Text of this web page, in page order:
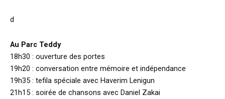
d
Au Parc Teddy
18h30 : ouverture des portes
19h20 : conversation entre mémoire et indépendance
19h35 : tefila spéciale avec Haverim Lenigun
21h15 : soirée de chansons avec Daniel Zakai